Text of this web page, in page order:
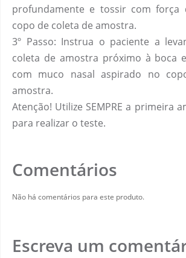
profundamente e tossir com força
copo de coleta de amostra.
3º Passo: Instrua o paciente a
coleta de amostra próximo à boca
com muco nasal aspirado no
amostra.
Atenção! Utilize SEMPRE a primeira
para realizar o teste.
Comentários
Não há comentários para este produto.
Escreva um